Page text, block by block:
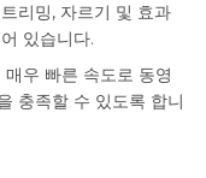
리밍, 자르기 및 효과
있습니다.
우 빠른 속도로 동영
충족할 수 있도록 합니